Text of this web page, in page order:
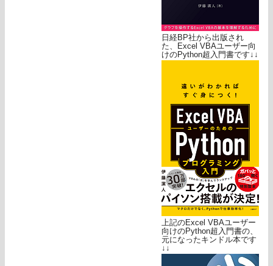
日経BP社から出版され
た、Excel VBAユーザー向
けのPython超入門書です↓↓
上記のExcel VBAユーザー
向けのPython超入門書の、
元になったキンドル本です
↓↓